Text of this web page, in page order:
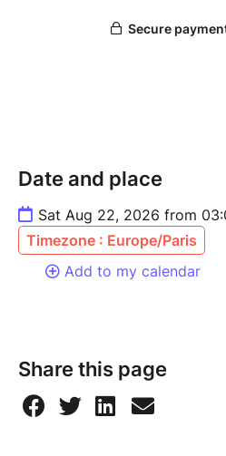
Date and place
Sat Aug 22, 2026 from
Timezone : Europe/Paris
Add to my calendar
Share this page